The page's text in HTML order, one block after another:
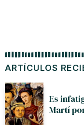
ARTÍCULOS
Es
Martí